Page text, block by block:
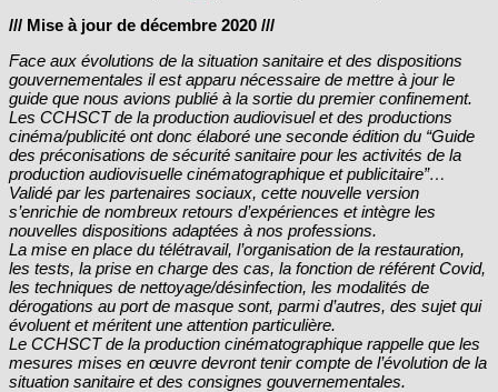
/// Mise à jour de décembre 2020 ///
Face aux évolutions de la situation sanitaire et des dispositions
gouvernementales il est apparu nécessaire de mettre à jour le
guide que nous avions publié à la sortie du premier confinement.
Les CCHSCT de la production audiovisuel et des productions
cinéma/publicité ont donc élaboré une seconde édition du “Guide
des préconisations de sécurité sanitaire pour les activités de la
production audiovisuelle cinématographique et publicitaire”…
Validé par les partenaires sociaux, cette nouvelle version
s’enrichie de nombreux retours d’expériences et intègre les
nouvelles dispositions adaptées à nos professions.
La mise en place du télétravail, l’organisation de la restauration,
les tests, la prise en charge des cas, la fonction de référent Covid,
les techniques de nettoyage/désinfection, les modalités de
dérogations au port de masque sont, parmi d’autres, des sujet qui
évoluent et méritent une attention particulière.
Le CCHSCT de la production cinématographique rappelle que les
mesures mises en œuvre devront tenir compte de l’évolution de la
situation sanitaire et des consignes gouvernementales.